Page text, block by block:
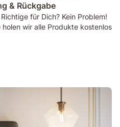
& Rückgabe
für Dich? Kein Problem!
wir alle Produkte kostenlos